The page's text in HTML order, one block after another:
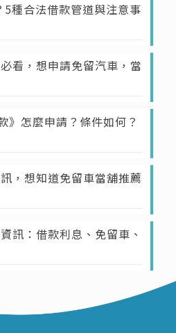
種合法借款管道與注意事
看，想申請免留汽車，當
》怎麼申請？條件如何？
，想知道免留車當舖推薦
訊：借款利息、免留車、